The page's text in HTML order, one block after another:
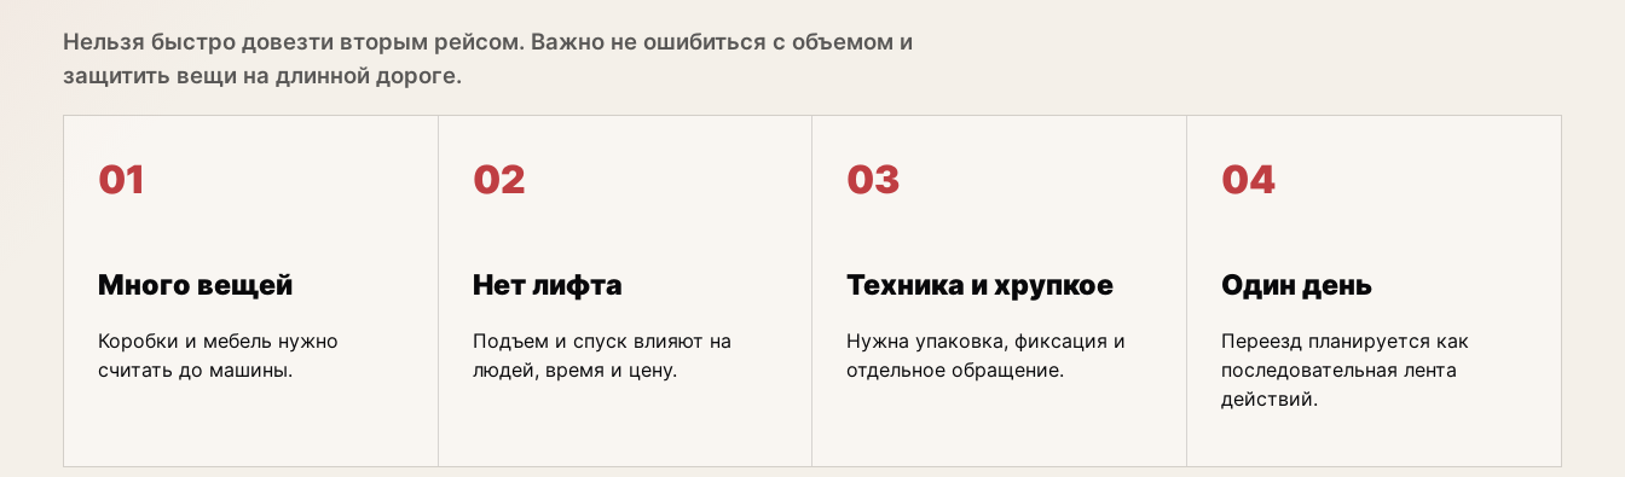
Нельзя быстро довезти вторым рейсом. Важно не ошибиться с объемом и
защитить вещи на длинной дороге.
01
Много вещей
Коробки и мебель нужно
считать до машины.
02
Нет лифта
Подъем и спуск влияют на
людей, время и цену.
03
Техника и хрупкое
Нужна упаковка, фиксация и
отдельное обращение.
04
Один день
Переезд планируется как
последовательная лента
действий.